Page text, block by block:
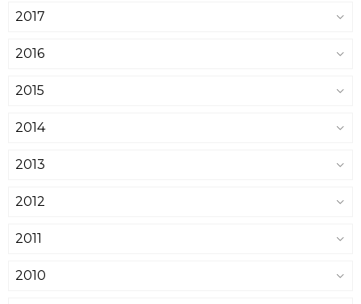
2017
2016
2015
2014
2013
2012
2011
2010